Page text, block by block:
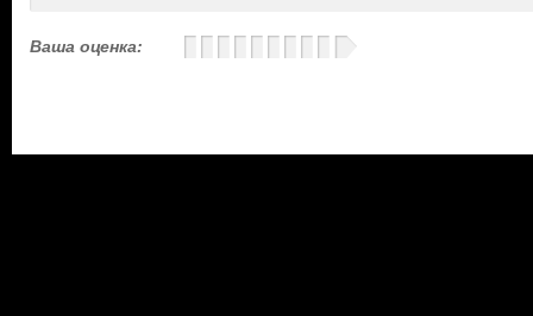
Ваша оценка: